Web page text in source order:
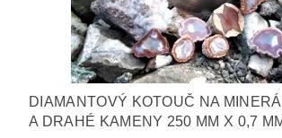
DIAMANTOVÝ KOTOUČ NA
A DRAHÉ KAMENY 250 MM X 0,7